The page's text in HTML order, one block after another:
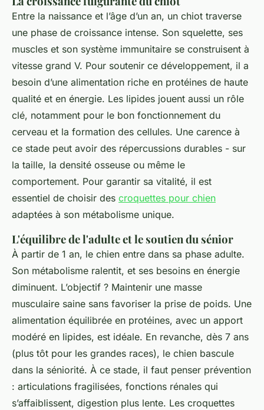
Entre la naissance et l’âge d’un an, un chiot traverse
une phase de croissance intense. Son squelette, ses
muscles et son système immunitaire se construisent à
vitesse grand V. Pour soutenir ce développement, il a
besoin d’une alimentation riche en protéines de haute
qualité et en énergie. Les lipides jouent aussi un rôle
clé, notamment pour le bon fonctionnement du
cerveau et la formation des cellules. Une carence à
ce stade peut avoir des répercussions durables - sur
la taille, la densité osseuse ou même le
comportement. Pour garantir sa vitalité, il est
essentiel de choisir des croquettes pour chien
adaptées à son métabolisme unique.
L'équilibre de l'adulte et le soutien du sénior
À partir de 1 an, le chien entre dans sa phase adulte.
Son métabolisme ralentit, et ses besoins en énergie
diminuent. L’objectif ? Maintenir une masse
musculaire saine sans favoriser la prise de poids. Une
alimentation équilibrée en protéines, avec un apport
modéré en lipides, est idéale. En revanche, dès 7 ans
(plus tôt pour les grandes races), le chien bascule
dans la séniorité. À ce stade, il faut penser prévention
: articulations fragilisées, fonctions rénales qui
s’affaiblissent, digestion plus lente. Les croquettes